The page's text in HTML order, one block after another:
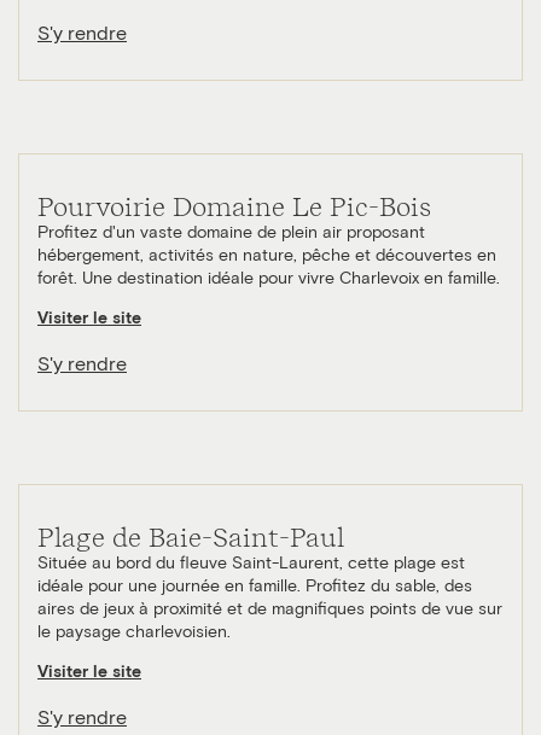
S'y rendre
Pourvoirie Domaine Le Pic-Bois
Profitez d'un vaste domaine de plein air proposant
hébergement, activités en nature, pêche et découvertes en
forêt. Une destination idéale pour vivre Charlevoix en famille.
Visiter le site
S'y rendre
Plage de Baie-Saint-Paul
Située au bord du fleuve Saint-Laurent, cette plage est
idéale pour une journée en famille. Profitez du sable, des
aires de jeux à proximité et de magnifiques points de vue sur
le paysage charlevoisien.
Visiter le site
S'y rendre